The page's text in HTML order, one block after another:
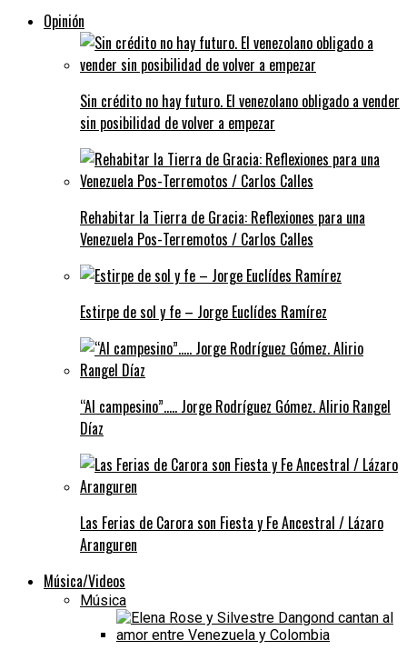
Opinión
Sin crédito no hay futuro. El venezolano obligado a vender
sin posibilidad de volver a empezar
Rehabitar la Tierra de Gracia: Reflexiones para una
Venezuela Pos-Terremotos / Carlos Calles
Estirpe de sol y fe – Jorge Euclídes Ramírez
“Al campesino”….. Jorge Rodríguez Gómez. Alirio Rangel
Díaz
Las Ferias de Carora son Fiesta y Fe Ancestral / Lázaro
Aranguren
Música/Videos
Música